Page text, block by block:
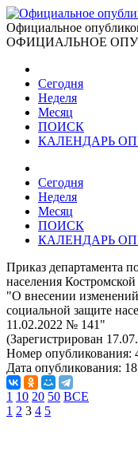
Официальное
ОФИЦИАЛЬНОЕ
Сегодня
Неделя
Месяц
ПОИСК
КАЛЕНДАРЬ
Сегодня
Неделя
Месяц
ПОИСК
КАЛЕНДАРЬ
Приказ департамента
населения
"О внесении
социальной защите
11.02.2022 № 141"
(Зарегистрирован
Номер опубликования:
Дата опубликования:
1 10 20 50 ВСЕ
1 2 3 4 5